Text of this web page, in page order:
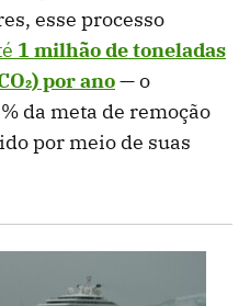
esse processo
1 milhão de toneladas
por ano— o
da meta de remoção
por meio de suas